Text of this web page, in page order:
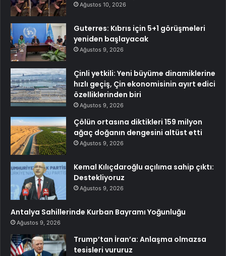
Ağustos 10, 2026
Guterres: Kıbrıs için 5+1 görüşmeleri
yeniden başlayacak
Ağustos 9, 2026
Çinli yetkili: Yeni büyüme dinamiklerine
hızlı geçiş, Çin ekonomisinin ayırt edici
özelliklerinden biri
Ağustos 9, 2026
Çölün ortasına diktikleri 159 milyon
ağaç doğanın dengesini altüst etti
Ağustos 9, 2026
Kemal Kılıçdaroğlu açılıma sahip çıktı:
Destekliyoruz
Ağustos 9, 2026
Antalya Sahillerinde Kurban Bayramı Yoğunluğu
Ağustos 9, 2026
Trump’tan İran’a: Anlaşma olmazsa
tesisleri vururuz